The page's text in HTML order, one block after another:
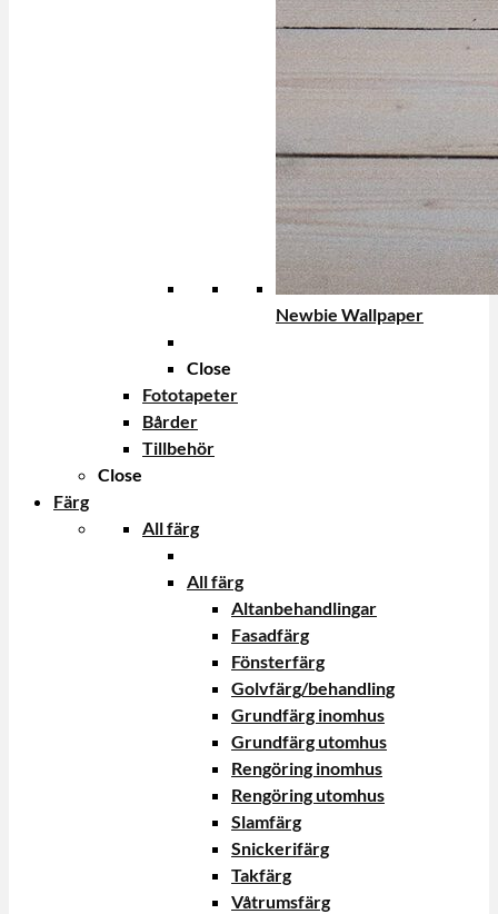
Newbie Wallpaper
Close
Fototapeter
Bårder
Tillbehör
Close
Färg
All färg
All färg
Altanbehandlingar
Fasadfärg
Fönsterfärg
Golvfärg/behandling
Grundfärg inomhus
Grundfärg utomhus
Rengöring inomhus
Rengöring utomhus
Slamfärg
Snickerifärg
Takfärg
Våtrumsfärg